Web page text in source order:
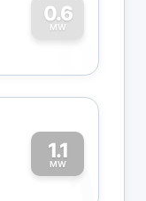
0.6
MW
0
1.1
MW